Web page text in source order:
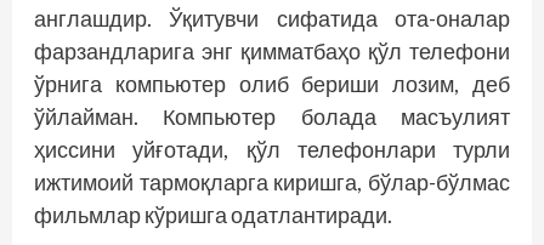
англашдир. Ўқитувчи сифатида ота-оналар
фарзандларига энг қимматбаҳо қўл телефони
ўрнига компьютер олиб бериши лозим, деб
ўйлайман. Компьютер болада масъулият
ҳиссини уйғотади, қўл телефонлари турли
ижтимоий тармоқларга киришга, бўлар-бўлмас
фильмлар кўришга одатлантиради.